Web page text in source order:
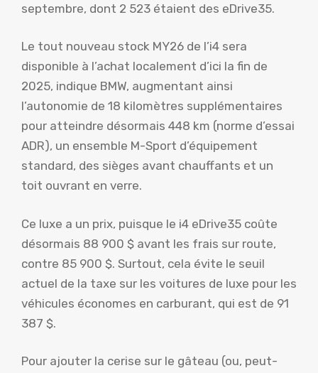
septembre, dont 2 523 étaient des eDrive35.
Le tout nouveau stock MY26 de l’i4 sera
disponible à l’achat localement d’ici la fin de
2025, indique BMW, augmentant ainsi
l’autonomie de 18 kilomètres supplémentaires
pour atteindre désormais 448 km (norme d’essai
ADR), un ensemble M-Sport d’équipement
standard, des sièges avant chauffants et un
toit ouvrant en verre.
Ce luxe a un prix, puisque le i4 eDrive35 coûte
désormais 88 900 $ avant les frais sur route,
contre 85 900 $. Surtout, cela évite le seuil
actuel de la taxe sur les voitures de luxe pour les
véhicules économes en carburant, qui est de 91
387 $.
Pour ajouter la cerise sur le gâteau (ou, peut-